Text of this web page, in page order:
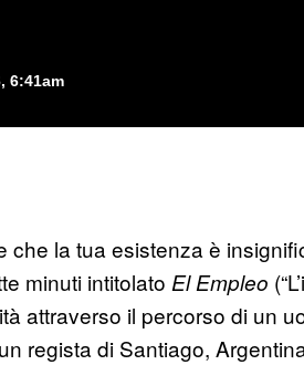
6:41am
che la tua esistenza è
minuti intitolato El Empleo
attraverso il percorso di un
regista di Santiago,